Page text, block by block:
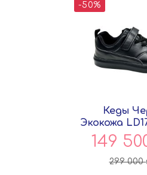
-50%
Кеды
Экокожа
149
299 000